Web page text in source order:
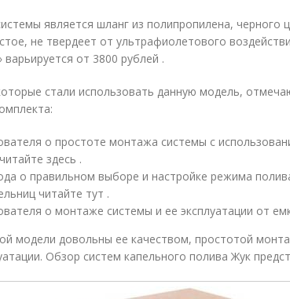
является шланг из полипропилена, черного
не твердеет от ультрафиолетового
варьируется от 3800 рублей .
стали использовать данную модель,
о простоте монтажа системы с
здесь .
о правильном выборе и настройке режима
читайте тут .
о монтаже системы и ее эксплуатации от
модели довольны ее качеством, простотой
Обзор систем капельного полива Жук